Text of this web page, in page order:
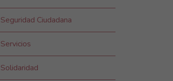
Seguridad Ciudadana
Servicios
Solidaridad